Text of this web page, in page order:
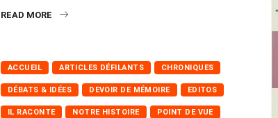
READ MORE
ACCUEIL ARTICLES DÉFILANTS CHRONIQUES
DÉBATS & IDÉES DEVOIR DE MÉMOIRE EDITOS
IL RACONTE NOTRE HISTOIRE POINT DE VUE